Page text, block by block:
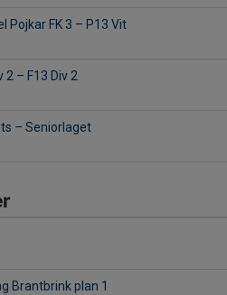
Pojkar FK 3 – P13 Vit
2 – F13 Div 2
– Seniorlaget
Brantbrink plan 1